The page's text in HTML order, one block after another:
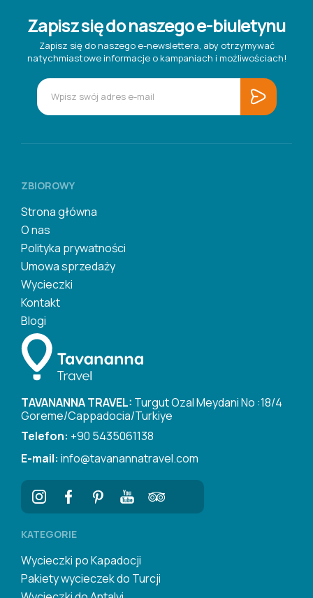
Zapisz się do naszego e-biuletynu
Zapisz się do naszego e-newslettera, aby otrzymywać
natychmiastowe informacje o kampaniach i możliwościach!
ZBIOROWY
Strona główna
O nas
Polityka prywatności
Umowa sprzedaży
Wycieczki
Kontakt
Blogi
TAVANANNA TRAVEL: Turgut Ozal Meydani No :18/4
Goreme/Cappadocia/Turkiye
Telefon: +90 5435061138
E-mail: info@tavanannatravel.com
KATEGORIE
Wycieczki po Kapadocji
Pakiety wycieczek do Turcji